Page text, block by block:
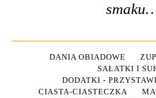
DANIA OBIADOWE
SAŁATKI I
DODATKI -
CIASTA-CIASTECZKA